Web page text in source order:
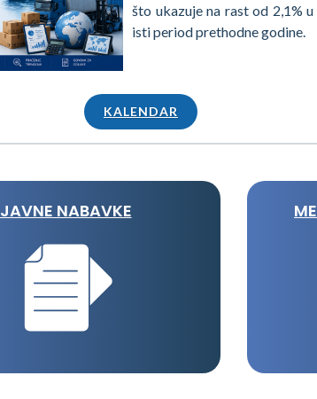
što ukazuje na rast od 2,1% u
isti period prethodne godine.
KALENDAR
JAVNE NABAVKE